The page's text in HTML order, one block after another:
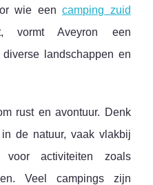
wie eencamping zuid
vormt Aveyron een
landschappen en
rust en avontuur. Denk
de natuur, vaak vlakbij
activiteiten zoals
Veel campings zijn